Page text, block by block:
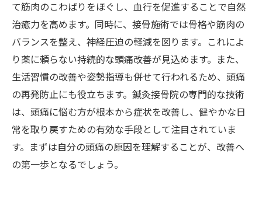
て筋肉のこわばりをほぐし、血行を促進することで自然
治癒力を高めます。同時に、接骨施術では骨格や筋肉の
バランスを整え、神経圧迫の軽減を図ります。これによ
り薬に頼らない持続的な頭痛改善が見込めます。また、
生活習慣の改善や姿勢指導も併せて行われるため、頭痛
の再発防止にも役立ちます。鍼灸接骨院の専門的な技術
は、頭痛に悩む方が根本から症状を改善し、健やかな日
常を取り戻すための有効な手段として注目されていま
す。まずは自分の頭痛の原因を理解することが、改善へ
の第一歩となるでしょう。